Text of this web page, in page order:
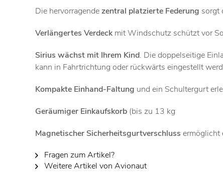
Die hervorragendezentral platzierte Federung sorgt
Verlängertes Verdeck mit Windschutz schützt vor
Sirius wächst mit Ihrem Kind. Die doppelseitige
kann in Fahrtrichtung oder rückwärts eingestellt
Kompakte Einhand-Faltung und ein Schultergurt
Geräumiger Einkaufskorb (bis zu 13 kg
Magnetischer Sicherheitsgurtverschluss ermöglicht
Fragen zum Artikel?
Weitere Artikel von Avionaut